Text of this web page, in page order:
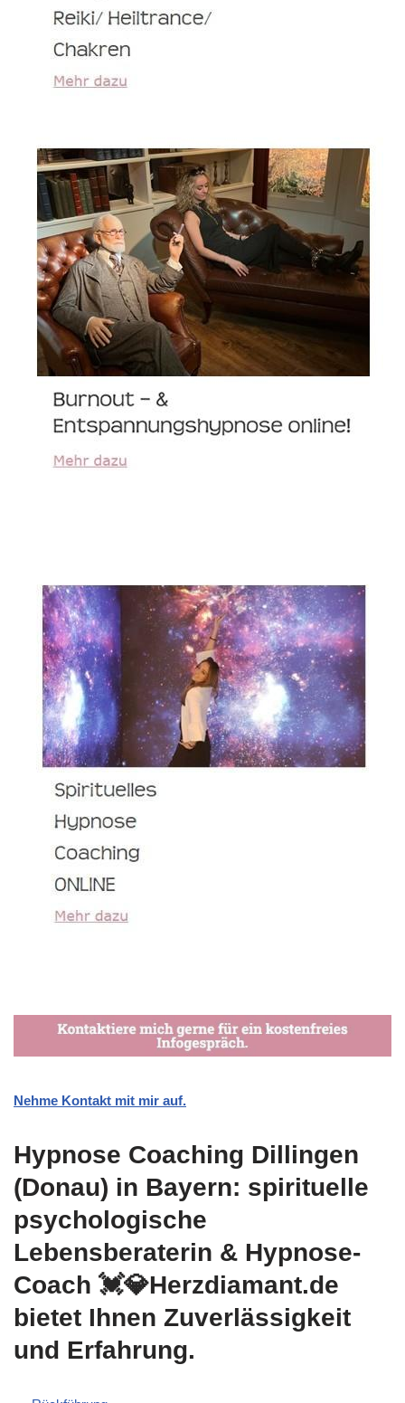
Nehme Kontakt mit mir auf.
Hypnose Coaching Dillingen
(Donau) in Bayern: spirituelle
psychologische
Lebensberaterin & Hypnose-
Coach 💓️💎Herzdiamant.de
bietet Ihnen Zuverlässigkeit
und Erfahrung.